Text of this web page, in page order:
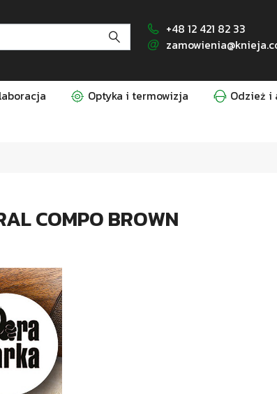
+48 12 421 82 33
Optyka i termowizja Odzież i
COMPO BROWN